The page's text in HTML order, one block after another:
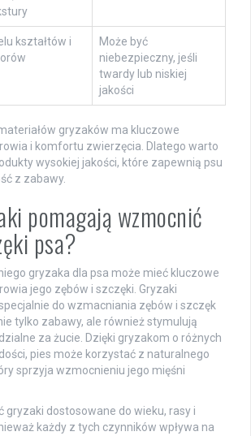
kształtów i
Może być
niebezpieczny, jeśli
twardy lub niskiej
jakości
gryzaków ma kluczowe
i komfortu zwierzęcia. Dlatego warto
wysokiej jakości, które zapewnią psu
z zabawy.
pomagają wzmocnić
psa?
gryzaka dla psa może mieć kluczowe
jego zębów i szczęki. Gryzaki
do wzmacniania zębów i szczęk
tylko zabawy, ale również stymulują
za żucie. Dzięki gryzakom o różnych
pies może korzystać z naturalnego
sprzyja wzmocnieniu jego mięśni
gryzaki dostosowane do wieku, rasy i
każdy z tych czynników wpływa na